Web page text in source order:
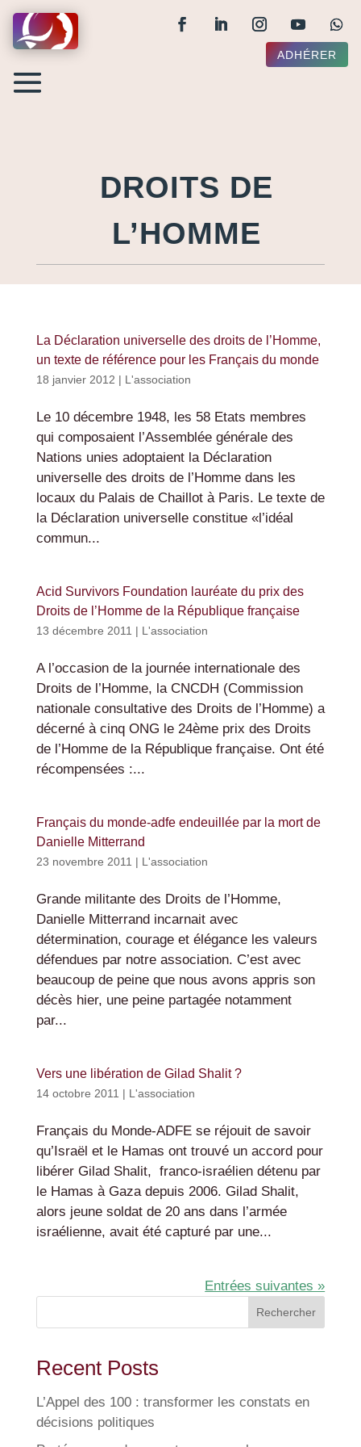
ADHÉRER
DROITS DE
L’HOMME
La Déclaration universelle des droits de l’Homme,
un texte de référence pour les Français du monde
18 janvier 2012 | L'association
Le 10 décembre 1948, les 58 Etats membres
qui composaient l’Assemblée générale des
Nations unies adoptaient la Déclaration
universelle des droits de l’Homme dans les
locaux du Palais de Chaillot à Paris. Le texte de
la Déclaration universelle constitue «l’idéal
commun...
Acid Survivors Foundation lauréate du prix des
Droits de l’Homme de la République française
13 décembre 2011 | L'association
A l’occasion de la journée internationale des
Droits de l’Homme, la CNCDH (Commission
nationale consultative des Droits de l’Homme) a
décerné à cinq ONG le 24ème prix des Droits
de l’Homme de la République française. Ont été
récompensées :...
Français du monde-adfe endeuillée par la mort de
Danielle Mitterrand
23 novembre 2011 | L'association
Grande militante des Droits de l’Homme,
Danielle Mitterrand incarnait avec
détermination, courage et élégance les valeurs
défendues par notre association. C’est avec
beaucoup de peine que nous avons appris son
décès hier, une peine partagée notamment
par...
Vers une libération de Gilad Shalit ?
14 octobre 2011 | L'association
Français du Monde-ADFE se réjouit de savoir
qu’Israël et le Hamas ont trouvé un accord pour
libérer Gilad Shalit, franco-israélien détenu par
le Hamas à Gaza depuis 2006. Gilad Shalit,
alors jeune soldat de 20 ans dans l’armée
israélienne, avait été capturé par une...
Entrées suivantes »
Rechercher
Recent Posts
L’Appel des 100 : transformer les constats en
décisions politiques